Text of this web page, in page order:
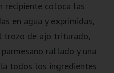
recipiente coloca las
en agua y exprimidas,
trozo de ajo triturado,
rallado y una
todos los ingredientes